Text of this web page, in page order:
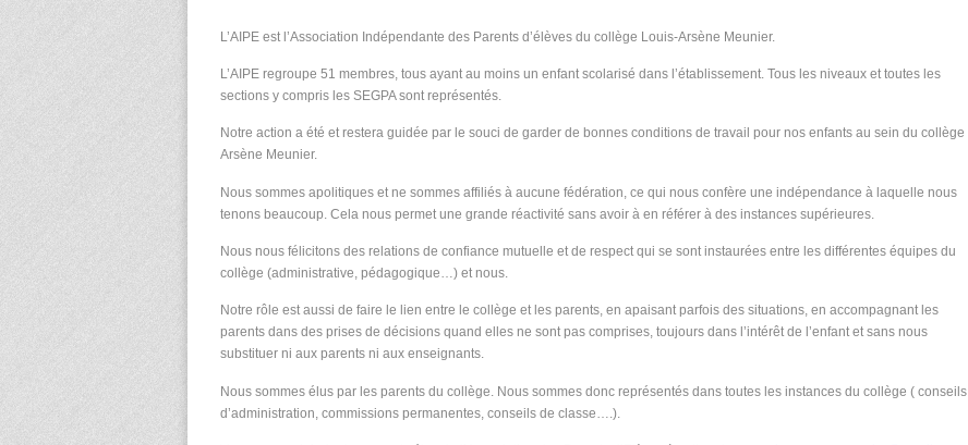
L’AIPE est l’Association Indépendante des Parents d’élèves du collège Louis-Arsène Meunier.
L’AIPE regroupe 51 membres, tous ayant au moins un enfant scolarisé dans l’établissement. Tous les niveaux et toutes les
sections y compris les SEGPA sont représentés.
Notre action a été et restera guidée par le souci de garder de bonnes conditions de travail pour nos enfants au sein du collège
Arsène Meunier.
Nous sommes apolitiques et ne sommes affiliés à aucune fédération, ce qui nous confère une indépendance à laquelle nous
tenons beaucoup. Cela nous permet une grande réactivité sans avoir à en référer à des instances supérieures.
Nous nous félicitons des relations de confiance mutuelle et de respect qui se sont instaurées entre les différentes équipes du
collège (administrative, pédagogique…) et nous.
Notre rôle est aussi de faire le lien entre le collège et les parents, en apaisant parfois des situations, en accompagnant les
parents dans des prises de décisions quand elles ne sont pas comprises, toujours dans l’intérêt de l’enfant et sans nous
substituer ni aux parents ni aux enseignants.
Nous sommes élus par les parents du collège. Nous sommes donc représentés dans toutes les instances du collège ( conseils
d’administration, commissions permanentes, conseils de classe….).